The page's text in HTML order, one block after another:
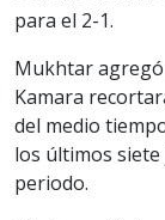
para el 2-1.
Mukhtar agregó
Kamara
del medio
los últimos
periodo.